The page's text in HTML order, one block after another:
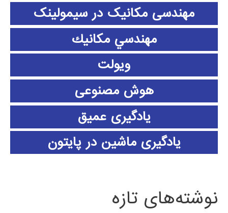
مهندسی مکانیک در سیمولینک
مهندسي مكانيك
ویولت
هوش مصنوعی
یادگیری عمیق
یادگیری ماشین در پایتون
نوشته‌های تازه